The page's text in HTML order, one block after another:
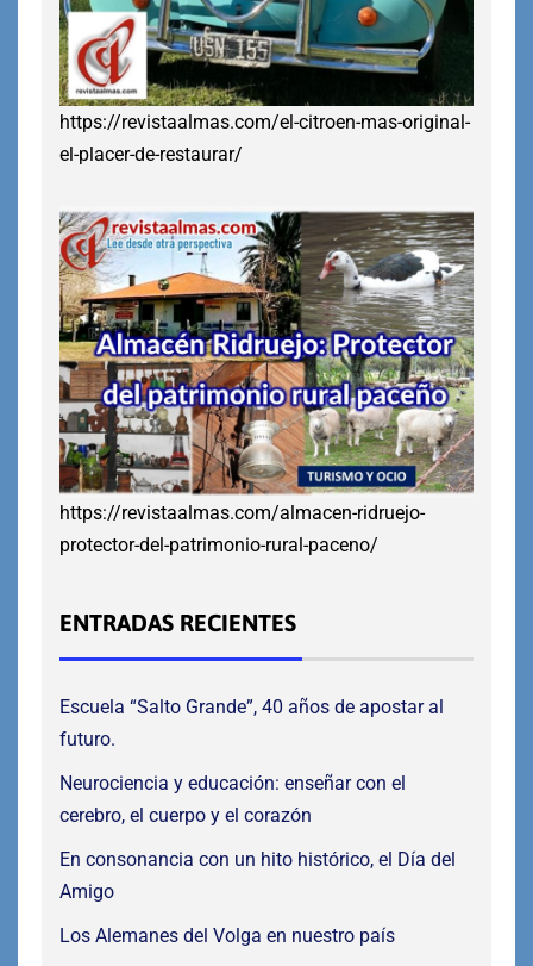
https://revistaalmas.com/el-citroen-mas-original-
el-placer-de-restaurar/
https://revistaalmas.com/almacen-ridruejo-
protector-del-patrimonio-rural-paceno/
ENTRADAS RECIENTES
Escuela “Salto Grande”, 40 años de apostar al
futuro.
Neurociencia y educación: enseñar con el
cerebro, el cuerpo y el corazón
En consonancia con un hito histórico, el Día del
Amigo
Los Alemanes del Volga en nuestro país